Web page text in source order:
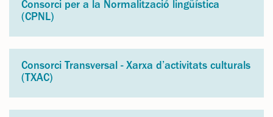
Consorci per a la Normalització lingüística
(CPNL)
Consorci Transversal - Xarxa d’activitats culturals
(TXAC)